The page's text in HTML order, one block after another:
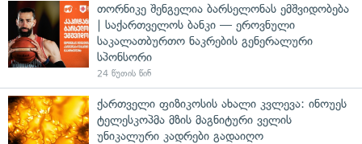
თორნიკე შენგელია ბარსელონას ემშვიდობება
| საქართველოს ბანკი — ეროვნული
საკალათბურთო ნაკრების გენერალური
სპონსორი
24 წუთის წინ
ქართველი ფიზიკოსის ახალი კვლევა: ინოუეს
ტელესკოპმა მზის მაგნიტური ველის
უნიკალური კადრები გადაიღო